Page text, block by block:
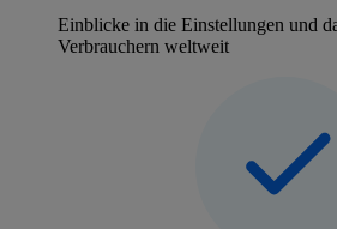
Einblicke in die Einstellungen und
Verbrauchern weltweit